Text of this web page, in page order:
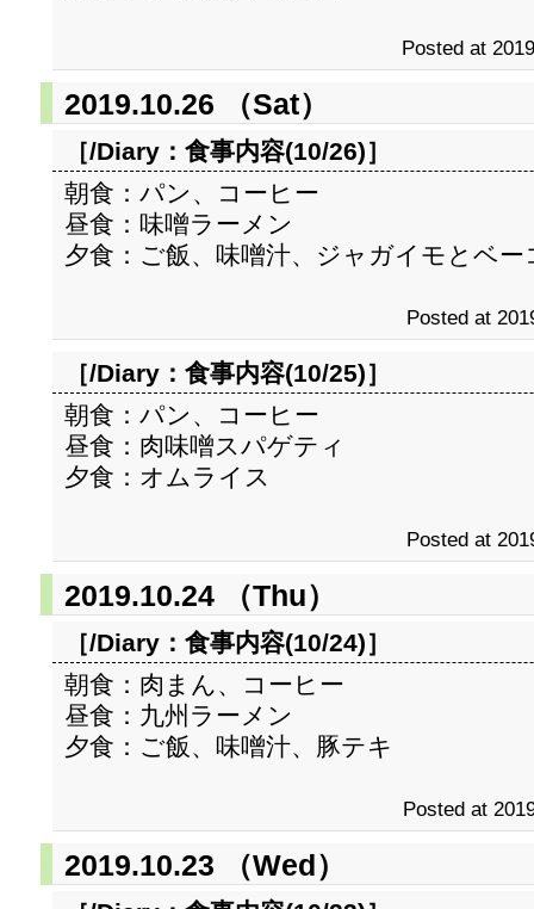
Posted at
2019.10.26 （Sat）
［/Diary： 食事内容(10/26)］
朝食：パン、コーヒー
昼食：味噌ラーメン
夕食：ご飯、味噌汁、ジャガイモとベ
Posted at
［/Diary： 食事内容(10/25)］
朝食：パン、コーヒー
昼食：肉味噌スパゲティ
夕食：オムライス
Posted at
2019.10.24 （Thu）
［/Diary： 食事内容(10/24)］
朝食：肉まん、コーヒー
昼食：九州ラーメン
夕食：ご飯、味噌汁、豚テキ
Posted at
2019.10.23 （Wed）